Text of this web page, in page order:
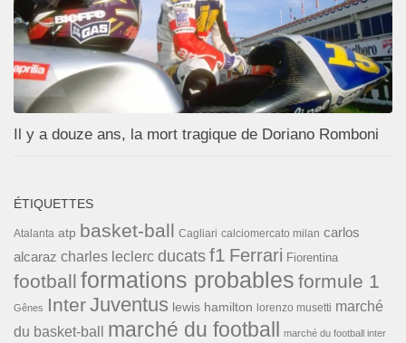
Il y a douze ans, la mort tragique de Doriano Romboni
ÉTIQUETTES
Atalanta atp basket-ball Cagliari calciomercato milan carlos
alcaraz charles leclerc ducats f1 Ferrari Fiorentina
football formations probables formule 1
Gênes InterJuventus lewis hamilton lorenzo musetti marché
du basket-ball
marché du football marché du football inter